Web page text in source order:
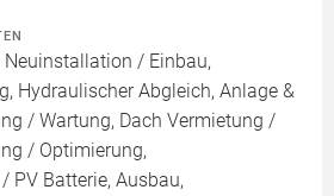
Neuinstallation / Einbau,
Hydraulischer Abgleich, Anlage &
/ Wartung, Dach Vermietung /
/ Optimierung,
PV Batterie, Ausbau,